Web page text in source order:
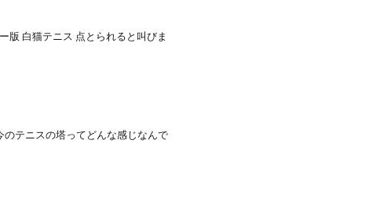
版 白猫テニス 点とられると叫びま
テニスの塔ってどんな感じなんで